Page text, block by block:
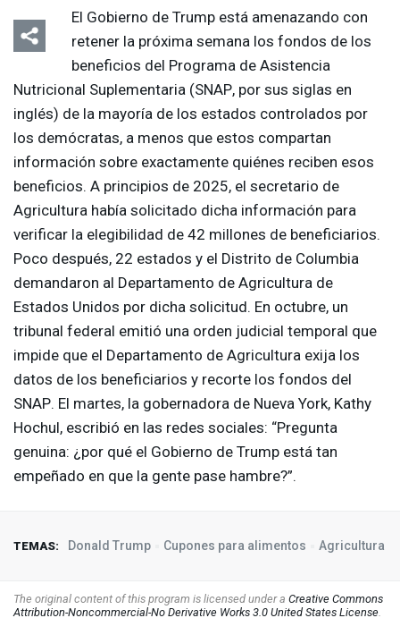
El Gobierno de Trump está amenazando con
retener la próxima semana los fondos de los
beneficios del Programa de Asistencia
Nutricional Suplementaria (SNAP, por sus siglas en
inglés) de la mayoría de los estados controlados por
los demócratas, a menos que estos compartan
información sobre exactamente quiénes reciben esos
beneficios. A principios de 2025, el secretario de
Agricultura había solicitado dicha información para
verificar la elegibilidad de 42 millones de beneficiarios.
Poco después, 22 estados y el Distrito de Columbia
demandaron al Departamento de Agricultura de
Estados Unidos por dicha solicitud. En octubre, un
tribunal federal emitió una orden judicial temporal que
impide que el Departamento de Agricultura exija los
datos de los beneficiarios y recorte los fondos del
SNAP. El martes, la gobernadora de Nueva York, Kathy
Hochul, escribió en las redes sociales: “Pregunta
genuina: ¿por qué el Gobierno de Trump está tan
empeñado en que la gente pase hambre?”.
TEMAS: Donald Trump Cupones para alimentos Agricultura
The original content of this program is licensed under a Creative Commons
Attribution-Noncommercial-No Derivative Works 3.0 United States License.